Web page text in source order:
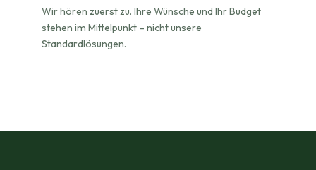
Wir hören zuerst zu. Ihre Wünsche und Ihr Budget
stehen im Mittelpunkt – nicht unsere
Standardlösungen.